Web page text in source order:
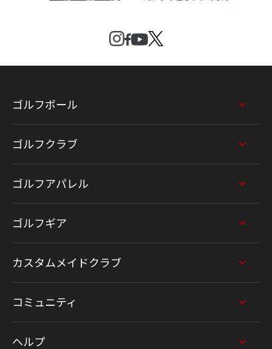
ゴルフボール
ゴルフクラブ
ゴルフアパレル
ゴルフギア
カスタムメイドクラブ
コミュニティ
ヘルプ